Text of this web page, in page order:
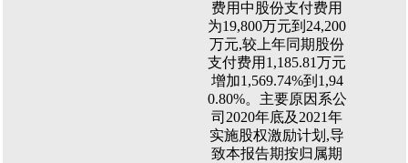
费用中股份支付费用
为19,800万元到24,200
万元,较上年同期股份
支付费用1,185.81万元
增加1,569.74%到1,94
0.80%。主要原因系公
司2020年底及2021年
实施股权激励计划,导
致本报告期按归属期